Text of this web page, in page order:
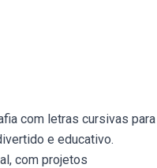
com letras cursivas para
e educativo.
com projetos